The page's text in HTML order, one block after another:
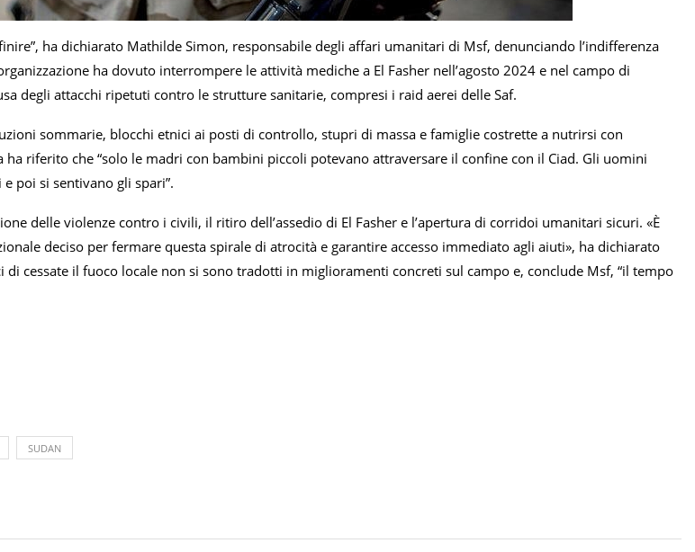
ha dichiarato Mathilde Simon, responsabile degli affari umanitari di Msf, denunciando l’indifferenza
ha dovuto interrompere le attività mediche a El Fasher nell’agosto 2024 e nel campo di
degli attacchi ripetuti contro le strutture sanitarie, compresi i raid aerei delle Saf.
sommarie, blocchi etnici ai posti di controllo, stupri di massa e famiglie costrette a nutrirsi con
riferito che “solo le madri con bambini piccoli potevano attraversare il confine con il Ciad. Gli uomini
poi si sentivano gli spari”.
delle violenze contro i civili, il ritiro dell’assedio di El Fasher e l’apertura di corridoi umanitari sicuri. «È
deciso per fermare questa spirale di atrocità e garantire accesso immediato agli aiuti», ha dichiarato
di cessate il fuoco locale non si sono tradotti in miglioramenti concreti sul campo e, conclude Msf, “il tempo
SUDAN